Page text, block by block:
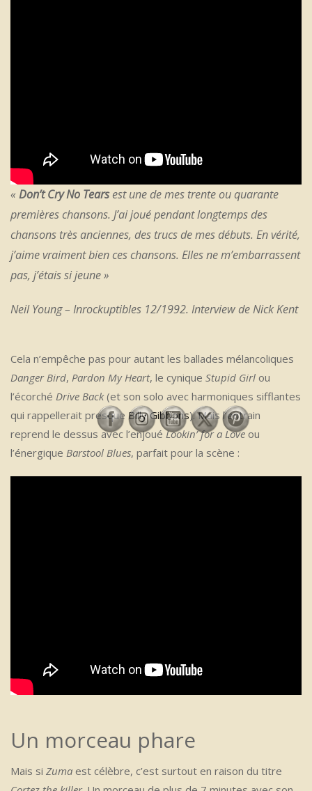
« Don’t Cry No Tearsest une de mes trente ou quarante
premières chansons. J’ai joué pendant longtemps des
chansons très anciennes, des trucs de mes débuts. En vérité,
j’aime vraiment bien ces chansons. Elles ne m’embarrassent
pas, j’étais si jeune »
Neil Young – Inrockuptibles 12/1992. Interview de Nick Kent
Cela n’empêche pas pour autant les ballades mélancoliques
Danger Bird, Pardon My Heart, le cynique Stupid Girl ou
l’écorché Drive Back(et son solo avec harmoniques sifflantes
qui rappellerait presque Billy Gibbons). Mais l’entrain
reprend le dessus avec l’enjouéLookin’ for a Loveou
l’énergique Barstool Blues, parfait pour la scène :
Un morceau phare
Mais si Zuma est célèbre, c’est surtout en raison du titre